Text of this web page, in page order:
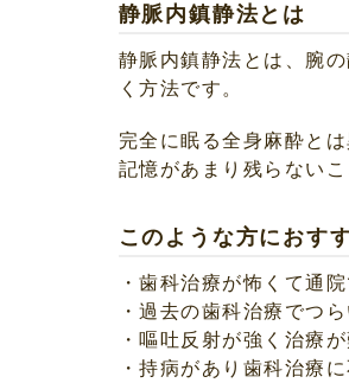
静脈内鎮静法とは
静脈内鎮静法とは、腕
く方法です。
完全に眠る全身麻酔と
記憶があまり残らないこ
このような方におす
・歯科治療が怖くて通
・過去の歯科治療でつ
・嘔吐反射が強く治療
・持病があり歯科治療